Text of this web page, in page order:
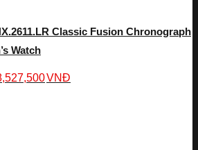
Classic Fusion Chronograph
Watch
VNĐ